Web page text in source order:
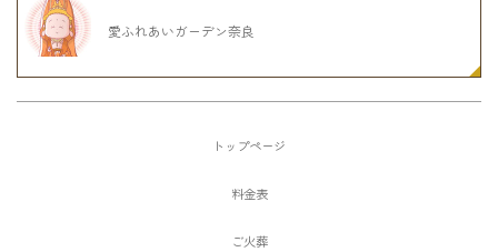
愛ふれあいガーデン奈良
トップページ
料金表
ご火葬